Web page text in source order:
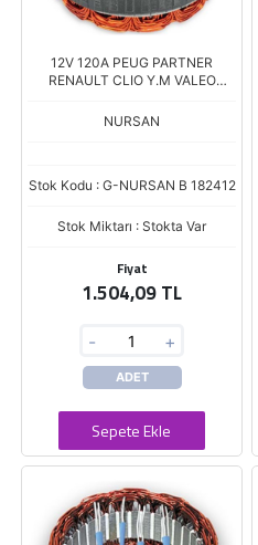
12V 120A PEUG PARTNER
RENAULT CLIO Y.M VALEO
NURSAN
Stok Kodu : G-NURSAN B 182412
Stok Miktarı : Stokta Var
Fiyat
1.504,09 TL
- +
ADET
Sepete Ekle